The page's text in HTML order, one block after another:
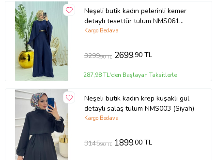
Neşeli butik kadın pelerinli kemer
detaylı tesettür tulum NMS061
(Saks)
Kargo Bedava
3299,90 TL 2699,90 TL
287,98 TL'den Başlayan Taksitlerle
Neşeli butik kadın krep kuşaklı gül
detaylı salaş tulum NMS003 (Siyah)
Kargo Bedava
3145,90 TL 1899,00 TL